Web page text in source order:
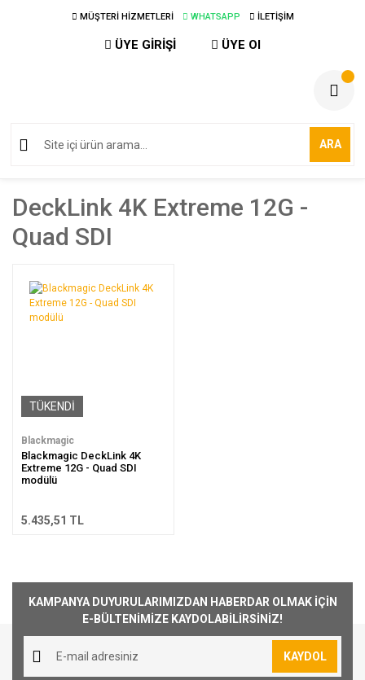
MÜŞTERİ HİZMETLERİ WHATSAPP İLETİŞİM
ÜYE GİRİŞİ ÜYE Ol
ARA
DeckLink 4K Extreme 12G -
Quad SDI
TÜKENDİ
Blackmagic
Blackmagic DeckLink 4K
Extreme 12G - Quad SDI
modülü
5.435,51 TL
KAMPANYA DUYURULARIMIZDAN HABERDAR OLMAK İÇİN
E-BÜLTENİMİZE KAYDOLABİLİRSİNİZ!
KAYDOL